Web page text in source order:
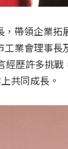
帶領企業
業會理事
歷許多挑
共同成長。